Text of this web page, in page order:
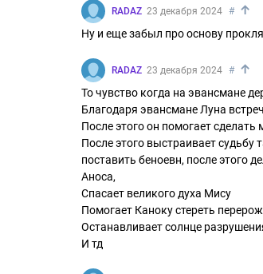
RADAZ 23 декабря 2024 # ↑
Ну и еще забыл про основу
RADAZ 23 декабря 2024 # ↑
То чувство когда на эвансмане
Благодаря эвансмане Луна
После этого он помогает
После этого выстраивает судьбу
поставить беноевн, после этого
Аноса,
Спасает великого духа Мису
Помогает Каноку стереть
Останавливает солнце
И тд